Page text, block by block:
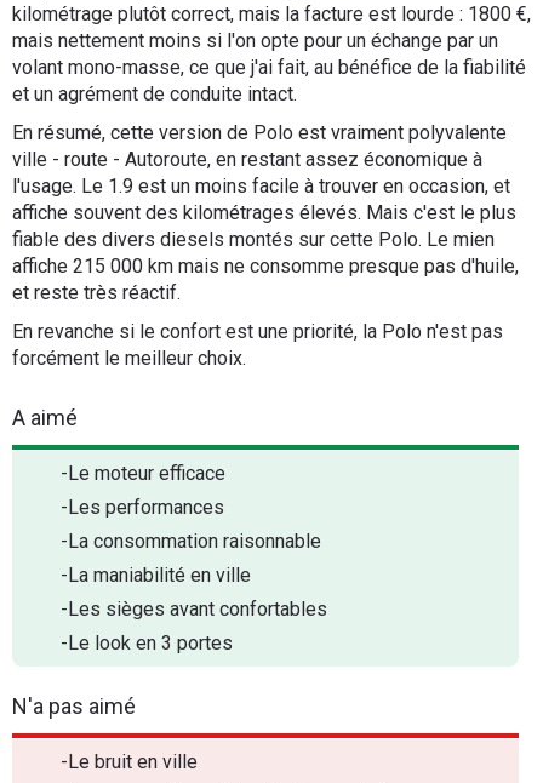
kilométrage plutôt correct, mais la facture est lourde : 1800 €,
mais nettement moins si l'on opte pour un échange par un
volant mono-masse, ce que j'ai fait, au bénéfice de la fiabilité
et un agrément de conduite intact.
En résumé, cette version de Polo est vraiment polyvalente
ville - route - Autoroute, en restant assez économique à
l'usage. Le 1.9 est un moins facile à trouver en occasion, et
affiche souvent des kilométrages élevés. Mais c'est le plus
fiable des divers diesels montés sur cette Polo. Le mien
affiche 215 000 km mais ne consomme presque pas d'huile,
et reste très réactif.
En revanche si le confort est une priorité, la Polo n'est pas
forcément le meilleur choix.
A aimé
-Le moteur efficace
-Les performances
-La consommation raisonnable
-La maniabilité en ville
-Les sièges avant confortables
-Le look en 3 portes
N'a pas aimé
-Le bruit en ville